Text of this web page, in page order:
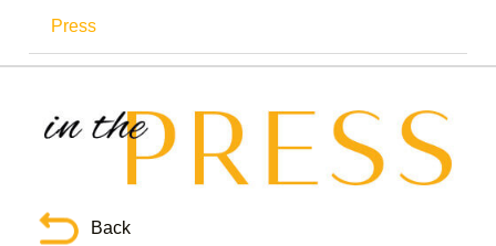
Our Story
Showrooms
Press
Back